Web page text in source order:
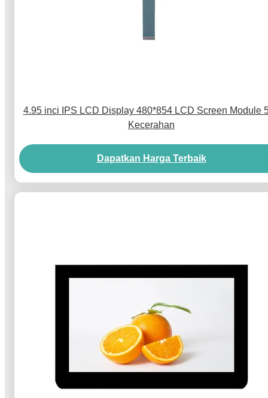
4.95 inci IPS LCD Display 480*854 LCD Screen Module
Kecerahan
Dapatkan Harga Terbaik